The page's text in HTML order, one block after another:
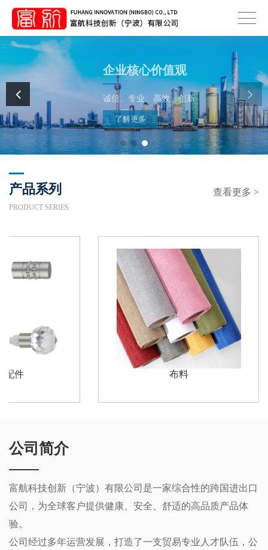
企业核心价值观
诚信、专业、高效、创新
了解更多
产品系列
PRODUCT SERIES
查看更多 >
配件 布料
公司简介
富航科技创新（宁波）有限公司是一家综合性的跨国进出口
公司，为全球客户提供健康、安全、舒适的高品质产品体
验。
公司经过多年运营发展，打造了一支贸易专业人才队伍，公